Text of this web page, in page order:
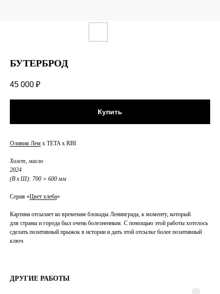
БУТЕРБРОД
45 000 ₽
Купить
Оливия Лем х TETA х RBI
Холст, масло
2024
(В х Ш): 700 × 600 мм
Серия «Цвет хлеба»
Картина отсылает ко временам блокады Ленинграда, к моменту, который
для страны и города был очень болезненным. С помощью этой работы хотелось
сделать позитивный прыжок в истории и дать этой отсылке более позитивный
ключ.
ДРУГИЕ РАБОТЫ